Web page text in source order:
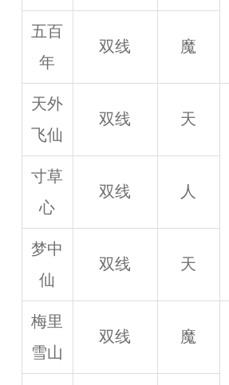
五百
年
双线 魔
天外
飞仙
双线 天
寸草
心
双线 人
梦中
仙
双线 天
梅里
雪山
双线 魔